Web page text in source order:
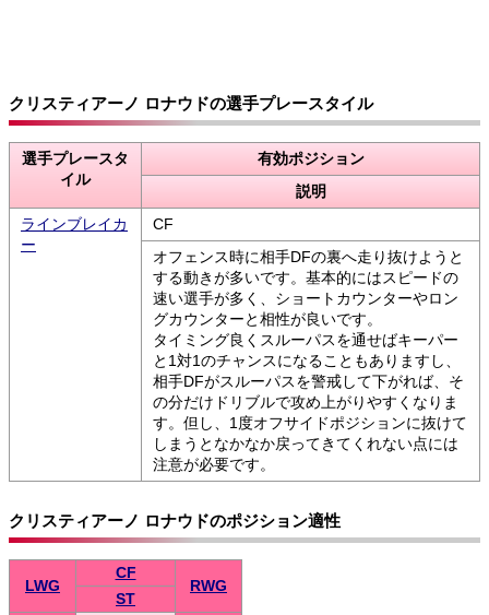
クリスティアーノ ロナウドの選手プレースタイル
選手プレースタ
イル
有効ポジション
説明
ラインブレイカ
ー
CF
オフェンス時に相手DFの裏へ走り抜けようと
する動きが多いです。基本的にはスピードの
速い選手が多く、ショートカウンターやロン
グカウンターと相性が良いです。
タイミング良くスルーパスを通せばキーパー
と1対1のチャンスになることもありますし、
相手DFがスルーパスを警戒して下がれば、そ
の分だけドリブルで攻め上がりやすくなりま
す。但し、1度オフサイドポジションに抜けて
しまうとなかなか戻ってきてくれない点には
注意が必要です。
クリスティアーノ ロナウドのポジション適性
LWG
CF
RWG
ST